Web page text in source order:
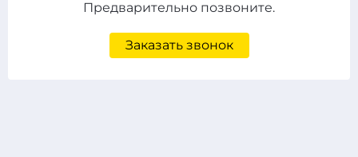
Предварительно позвоните.
Заказать звонок